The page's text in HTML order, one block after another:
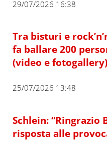
29/07/2026 16:38
Tra bisturi e
fa ballare 200
(video e fotogallery)
25/07/2026 13:48
Schlein: “Ringrazio
risposta alle